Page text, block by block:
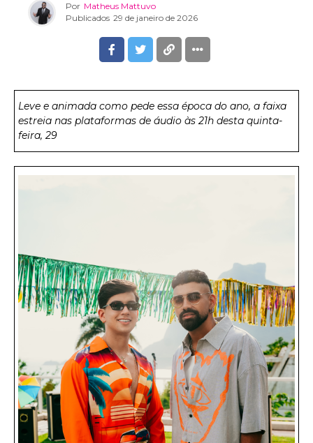
Por Matheus Mattuvo
Publicados 29 de janeiro de 2026
Leve e animada como pede essa época do ano, a faixa
estreia nas plataformas de áudio às 21h desta quinta-
feira, 29